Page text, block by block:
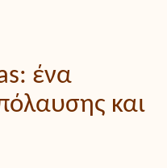
ένα
και